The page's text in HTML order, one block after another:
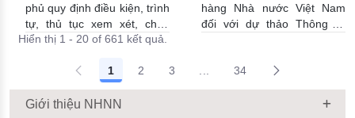
phủ quy định điều kiện, trình
tự, thủ tục xem xét, chấp
thuận cho Tổ chức kinh tế
lãnh cho người không cư trú
18/06/2026 | 15:57:00
hàng Nhà nước Việt Nam
đối với dự thảo Thông tư
định về chế độ báo cáo định
kỳ NHNN Việt Nam
Hiển thị 1 - 20 of 661 kết quả.
1 2 3 Trang trung gian Use TAB
34
Giới thiệu NHNN